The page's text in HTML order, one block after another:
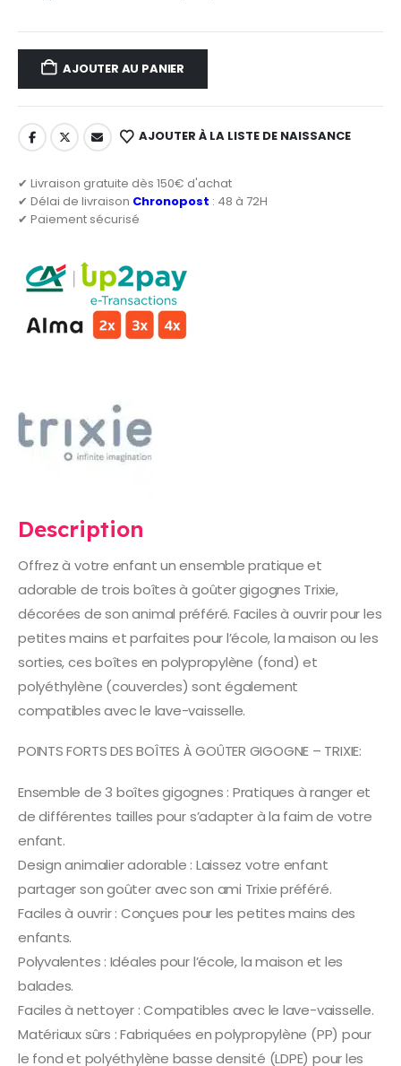
AJOUTER AU PANIER
AJOUTER À LA LISTE DE NAISSANCE
✔ Livraison gratuite dès 150€ d'achat
✔ Délai de livraison Chronopost : 48 à 72H
✔ Paiement sécurisé
Description
Offrez à votre enfant un ensemble pratique et
adorable de trois boîtes à goûter gigognes Trixie,
décorées de son animal préféré. Faciles à ouvrir pour les
petites mains et parfaites pour l’école, la maison ou les
sorties, ces boîtes en polypropylène (fond) et
polyéthylène (couvercles) sont également
compatibles avec le lave-vaisselle.
POINTS FORTS DES BOÎTES À GOÛTER GIGOGNE – TRIXIE:
Ensemble de 3 boîtes gigognes : Pratiques à ranger et
de différentes tailles pour s’adapter à la faim de votre
enfant.
Design animalier adorable : Laissez votre enfant
partager son goûter avec son ami Trixie préféré.
Faciles à ouvrir : Conçues pour les petites mains des
enfants.
Polyvalentes : Idéales pour l’école, la maison et les
balades.
Faciles à nettoyer : Compatibles avec le lave-vaisselle.
Matériaux sûrs : Fabriquées en polypropylène (PP) pour
le fond et polyéthylène basse densité (LDPE) pour les